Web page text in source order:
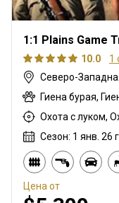
1:1 Plains Game
10.0
1
Сезон: 1 янв. 26
Цена от